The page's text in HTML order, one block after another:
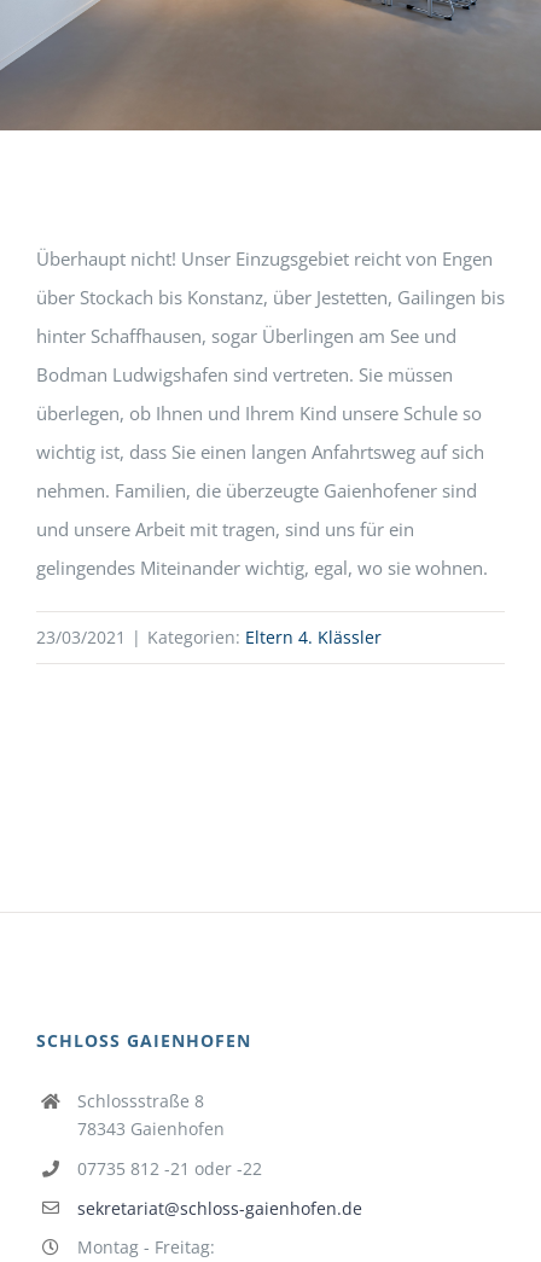
Überhaupt nicht! Unser Einzugsgebiet reicht von Engen
über Stockach bis Konstanz, über Jestetten, Gailingen bis
hinter Schaffhausen, sogar Überlingen am See und
Bodman Ludwigshafen sind vertreten. Sie müssen
überlegen, ob Ihnen und Ihrem Kind unsere Schule so
wichtig ist, dass Sie einen langen Anfahrtsweg auf sich
nehmen. Familien, die überzeugte Gaienhofener sind
und unsere Arbeit mit tragen, sind uns für ein
gelingendes Miteinander wichtig, egal, wo sie wohnen.
23/03/2021 | Kategorien: Eltern 4. Klässler
SCHLOSS GAIENHOFEN
Schlossstraße 8
78343 Gaienhofen
07735 812 -21 oder -22
sekretariat@schloss-gaienhofen.de
Montag - Freitag: